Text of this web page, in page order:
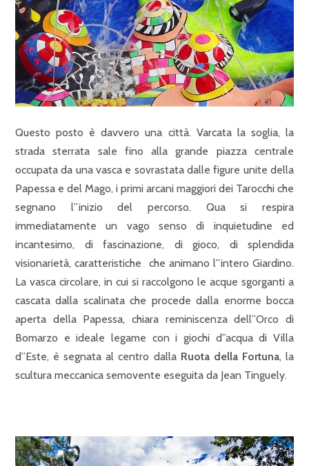
Questo posto è davvero una città. Varcata la soglia, la
strada sterrata sale fino alla grande piazza centrale
occupata da una vasca e sovrastata dalle figure unite della
Papessa e del Mago, i primi arcani maggiori dei Tarocchi che
segnano l”inizio del percorso. Qua si respira
immediatamente un vago senso di inquietudine ed
incantesimo, di fascinazione, di gioco, di splendida
visionarietà, caratteristiche che animano l”intero Giardino.
La vasca circolare, in cui si raccolgono le acque sgorganti a
cascata dalla scalinata che procede dalla enorme bocca
aperta della Papessa, chiara reminiscenza dell”Orco di
Bomarzo e ideale legame con i giochi d”acqua di Villa
d”Este, è segnata al centro dalla Ruota della Fortuna, la
scultura meccanica semovente eseguita da Jean Tinguely.